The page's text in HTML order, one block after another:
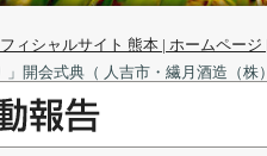
ィシャルサイト 熊本 | ホームページ
」開会式典（ 人吉市・繊月酒造（株